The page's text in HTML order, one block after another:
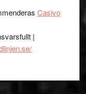
Casivo
|